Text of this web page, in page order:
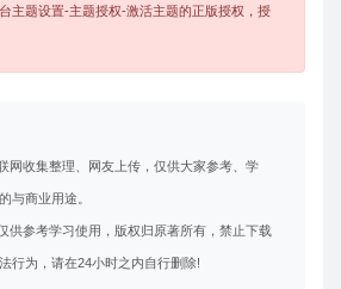
主题设置-主题授权-激活主题的正版授权，授
网收集整理、网友上传，仅供大家参考、学
与商业用途。
供参考学习使用，版权归原著所有，禁止下载
行为，请在24小时之内自行删除!